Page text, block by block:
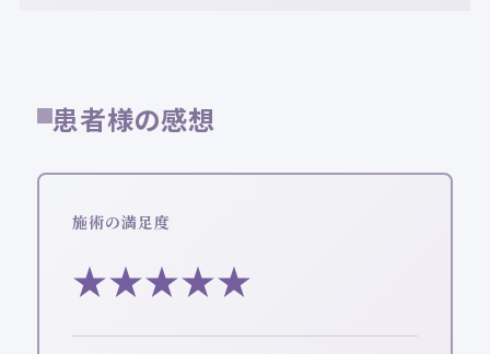
患者様の感想
施術の満足度
★★★★★